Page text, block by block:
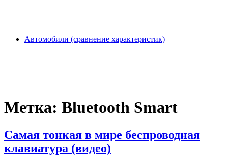
Автомобили (сравнение характеристик)
Метка: Bluetooth Smart
Самая тонкая в мире беспроводная
клавиатура (видео)